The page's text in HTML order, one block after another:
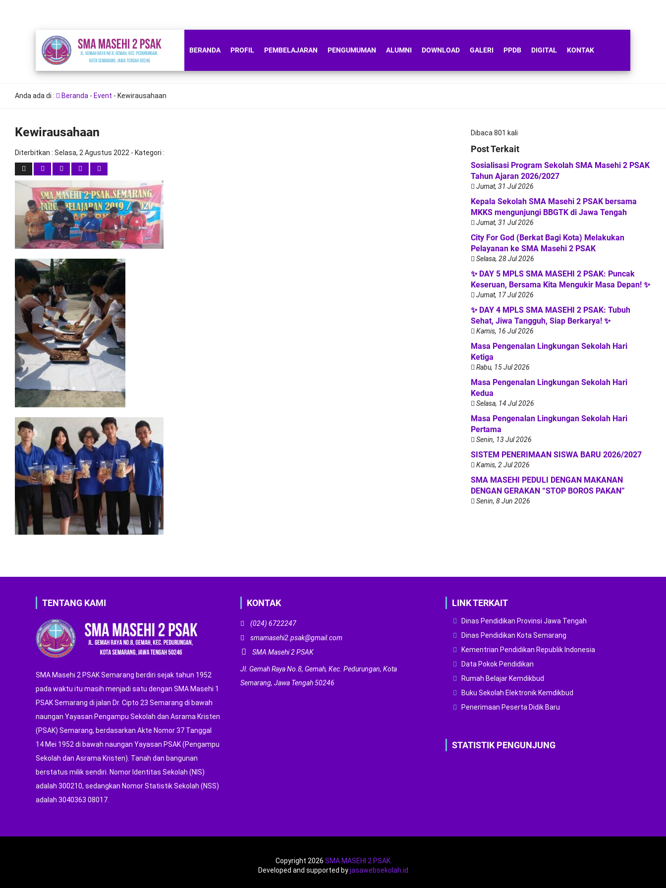
BERANDA PROFIL PEMBELAJARAN PENGUMUMAN ALUMNI DOWNLOAD GALERI PPDB DIGITAL KONTAK
Anda ada di : Beranda - Event - Kewirausahaan
Kewirausahaan
Diterbitkan : Selasa, 2 Agustus 2022 - Kategori :
Dibaca 801 kali
Post Terkait
Sosialisasi Program Sekolah SMA Masehi 2 PSAK
Tahun Ajaran 2026/2027
Jumat, 31 Jul 2026
Kepala Sekolah SMA Masehi 2 PSAK bersama
MKKS mengunjungi BBGTK di Jawa Tengah
Jumat, 31 Jul 2026
City For God (Berkat Bagi Kota) Melakukan
Pelayanan ke SMA Masehi 2 PSAK
Selasa, 28 Jul 2026
✨ DAY 5 MPLS SMA MASEHI 2 PSAK: Puncak
Keseruan, Bersama Kita Mengukir Masa Depan! ✨
Jumat, 17 Jul 2026
✨ DAY 4 MPLS SMA MASEHI 2 PSAK: Tubuh
Sehat, Jiwa Tangguh, Siap Berkarya! ✨
Kamis, 16 Jul 2026
Masa Pengenalan Lingkungan Sekolah Hari
Ketiga
Rabu, 15 Jul 2026
Masa Pengenalan Lingkungan Sekolah Hari
Kedua
Selasa, 14 Jul 2026
Masa Pengenalan Lingkungan Sekolah Hari
Pertama
Senin, 13 Jul 2026
SISTEM PENERIMAAN SISWA BARU 2026/2027
Kamis, 2 Jul 2026
SMA MASEHI PEDULI DENGAN MAKANAN
DENGAN GERAKAN “STOP BOROS PAKAN”
Senin, 8 Jun 2026
TENTANG KAMI
SMA Masehi 2 PSAK Semarang berdiri sejak tahun 1952
pada waktu itu masih menjadi satu dengan SMA Masehi 1
PSAK Semarang di jalan Dr. Cipto 23 Semarang di bawah
naungan Yayasan Pengampu Sekolah dan Asrama Kristen
(PSAK) Semarang, berdasarkan Akte Nomor 37 Tanggal
14 Mei 1952 di bawah naungan Yayasan PSAK (Pengampu
Sekolah dan Asrama Kristen). Tanah dan bangunan
berstatus milik sendiri. Nomor Identitas Sekolah (NIS)
adalah 300210, sedangkan Nomor Statistik Sekolah (NSS)
adalah 3040363 08017.
KONTAK
(024) 6722247
smamasehi2.psak@gmail.com
SMA Masehi 2 PSAK
Jl. Gemah Raya No.8, Gemah, Kec. Pedurungan, Kota
Semarang, Jawa Tengah 50246
LINK TERKAIT
Dinas Pendidikan Provinsi Jawa Tengah
Dinas Pendidikan Kota Semarang
Kementrian Pendidikan Republik Indonesia
Data Pokok Pendidikan
Rumah Belajar Kemdikbud
Buku Sekolah Elektronik Kemdikbud
Penerimaan Peserta Didik Baru
STATISTIK PENGUNJUNG
Copyright 2026 SMA MASEHI 2 PSAK
Developed and supported byjasawebsekolah.id